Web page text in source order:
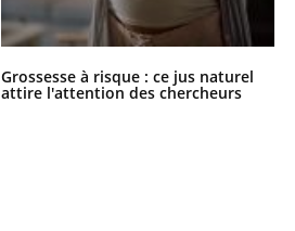
Grossesse à risque : ce jus naturel
attire l'attention des chercheurs